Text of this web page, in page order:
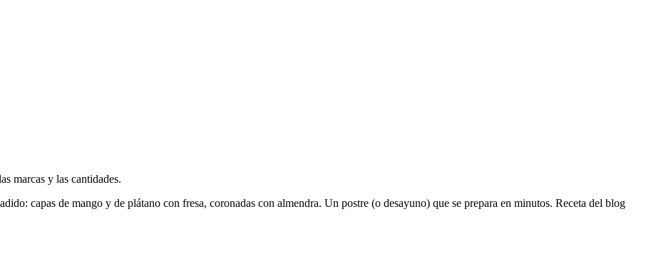
marcas y las cantidades.
capas de mango y de plátano con fresa, coronadas con almendra. Un postre (o desayuno) que se prepara en minutos. Receta del blog